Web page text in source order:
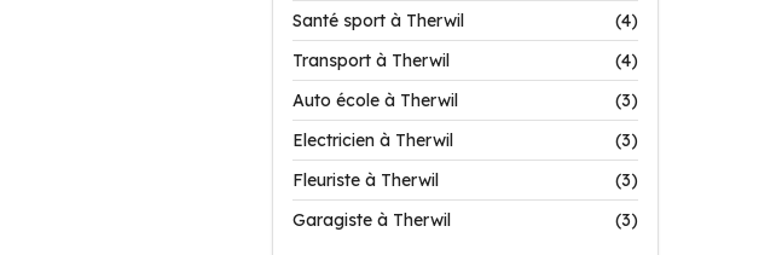
Santé sport à Therwil
(4)
Transport à Therwil
(4)
Auto école à Therwil
(3)
Electricien à Therwil
(3)
Fleuriste à Therwil
(3)
Garagiste à Therwil
(3)